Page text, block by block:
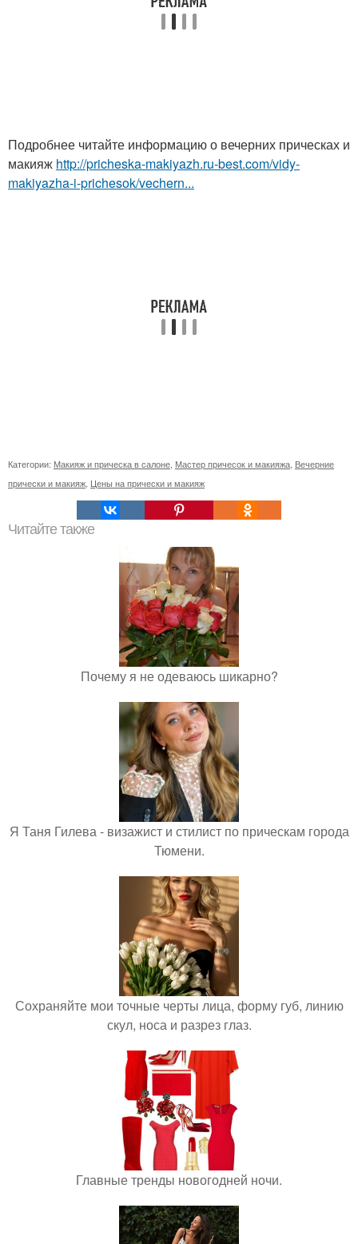
Подробнее читайте информацию о вечерних прическах и
макияж http://pricheska-makiyazh.ru-best.com/vidy-
makiyazha-i-prichesok/vechern...
Категории: Макияж и прическа в салоне Мастер причесок и макияжа Вечерние
прически и макияж Цены на прически и макияж
Читайте также
Почему я не одеваюсь шикарно?
Я Таня Гилева - визажист и стилист по прическам города
Тюмени.
Сохраняйте мои точные черты лица, форму губ, линию
скул, носа и разрез глаз.
Главные тренды новогодней ночи.